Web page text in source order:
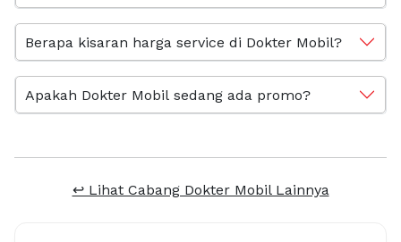
Berapa kisaran harga service di Dokter Mobil?
Apakah Dokter Mobil sedang ada promo?
↩ Lihat Cabang Dokter Mobil Lainnya